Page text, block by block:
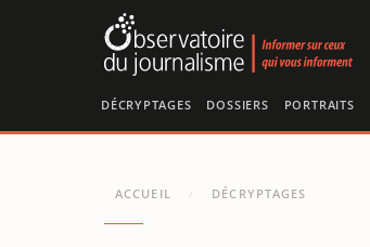
DÉCRYPTAGES DOSSIERS PORTRAITS
ACCUEIL / DÉCRYPTAGES
Panneau de gestion des cookies